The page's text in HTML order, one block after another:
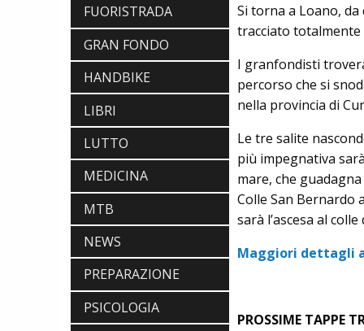
FUORISTRADA
GRAN FONDO
HANDBIKE
LIBRI
LUTTO
MEDICINA
MTB
NEWS
PREPARAZIONE
PSICOLOGIA
SCARPE
DMT. TADEJ POGACAR, LA MAGLIA
POGI'S SUPERLIGHT
AL MANUBRIO LEGGERA ED
ABBIGLIAMENTO
NALINI. APPUNTAMENTO A IBF PER
SCOPRIRE IL PRIMO PANTALONCINO
CON AIRBAG INTEGRATO
BICICLETTE
LOOK. LA NUOVA 785 HUEZ RS,
LEGGEREZZA ASSOLUTA E CARATTERE
Si torna a Loano,
tracciato totalmente
I granfondisti
percorso che si
nella provincia di
Le tre salite
più impegnativa
mare, che
Colle San Bernardo
sarà l’ascesa al
Maggiori dettagli
PROSSIME TAPPE